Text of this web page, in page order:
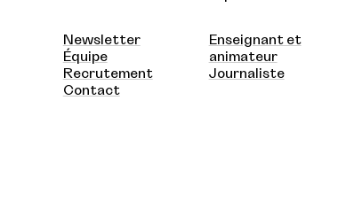
Newsletter
Équipe
Recrutement
Contact
Enseignant et
animateur
Journaliste